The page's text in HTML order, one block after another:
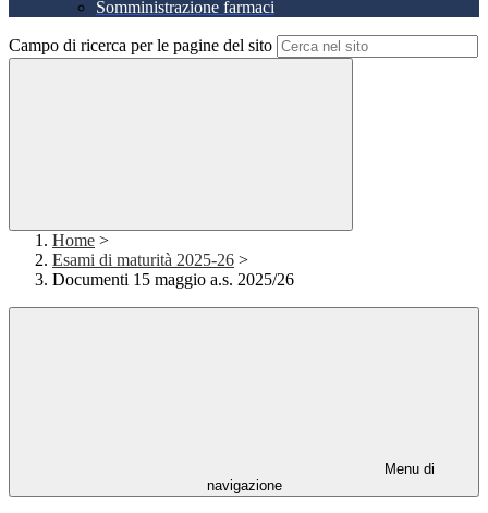
Somministrazione farmaci
Campo di ricerca per le pagine del sito
Home >
Esami di maturità 2025-26 >
Documenti 15 maggio a.s. 2025/26
Menu di
navigazione